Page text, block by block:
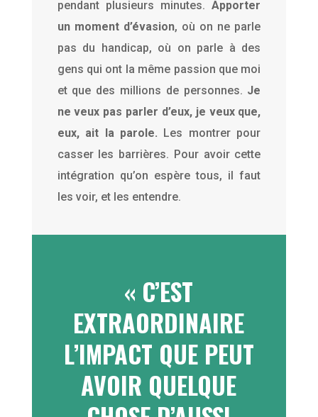
pendant plusieurs minutes. Apporter
un moment d’évasion, où on ne parle
pas du handicap, où on parle à des
gens qui ont la même passion que moi
et que des millions de personnes. Je
ne veux pas parler d’eux, je veux que,
eux, ait la parole. Les montrer pour
casser les barrières. Pour avoir cette
intégration qu’on espère tous, il faut
les voir, et les entendre.
« C’EST
EXTRAORDINAIRE
L’IMPACT QUE PEUT
AVOIR QUELQUE